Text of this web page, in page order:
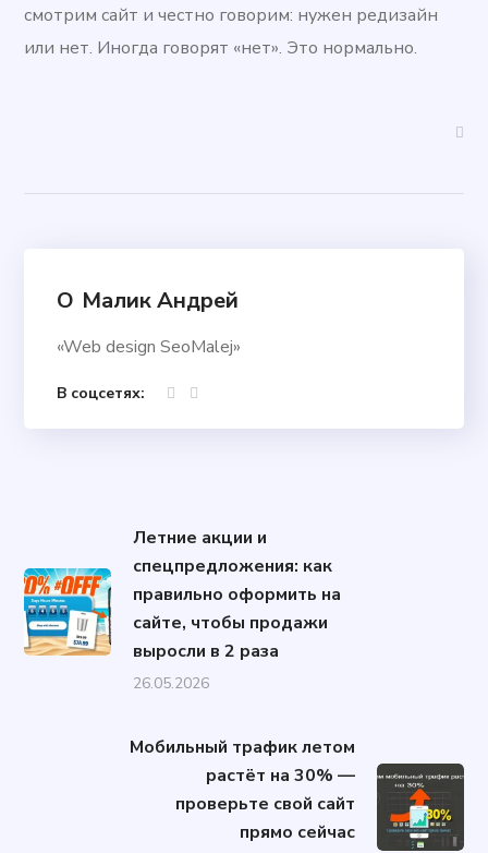
смотрим сайт и честно говорим: нужен редизайн
или нет. Иногда говорят «нет». Это нормально.
О Малик Андрей
«Web design SeoMalej»
В соцсетях:
Летние акции и
спецпредложения: как
правильно оформить на
сайте, чтобы продажи
выросли в 2 раза
26.05.2026
Мобильный трафик летом
растёт на 30% —
проверьте свой сайт
прямо сейчас